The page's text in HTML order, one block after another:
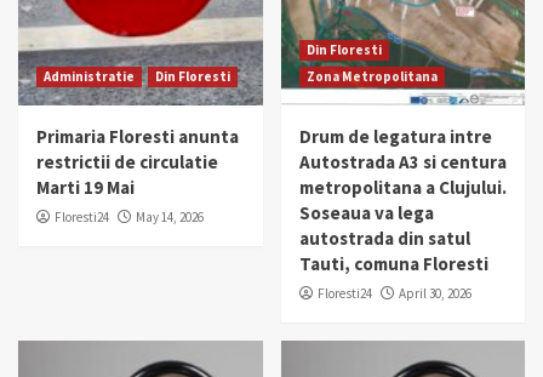
Administratie Din Floresti
Primaria Floresti anunta
restrictii de circulatie
Marti 19 Mai
Floresti24 May 14, 2026
Din Floresti
Zona Metropolitana
Drum de legatura intre
Autostrada A3 si centura
metropolitana a Clujului.
Soseaua va lega
autostrada din satul
Tauti, comuna Floresti
Floresti24 April 30, 2026